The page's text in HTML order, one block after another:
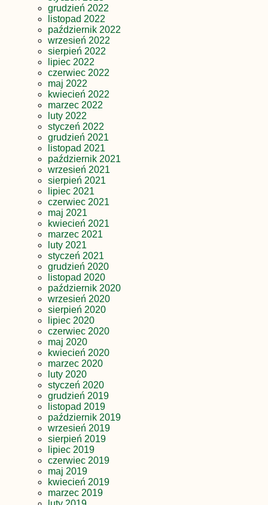
grudzień 2022
listopad 2022
październik 2022
wrzesień 2022
sierpień 2022
lipiec 2022
czerwiec 2022
maj 2022
kwiecień 2022
marzec 2022
luty 2022
styczeń 2022
grudzień 2021
listopad 2021
październik 2021
wrzesień 2021
sierpień 2021
lipiec 2021
czerwiec 2021
maj 2021
kwiecień 2021
marzec 2021
luty 2021
styczeń 2021
grudzień 2020
listopad 2020
październik 2020
wrzesień 2020
sierpień 2020
lipiec 2020
czerwiec 2020
maj 2020
kwiecień 2020
marzec 2020
luty 2020
styczeń 2020
grudzień 2019
listopad 2019
październik 2019
wrzesień 2019
sierpień 2019
lipiec 2019
czerwiec 2019
maj 2019
kwiecień 2019
marzec 2019